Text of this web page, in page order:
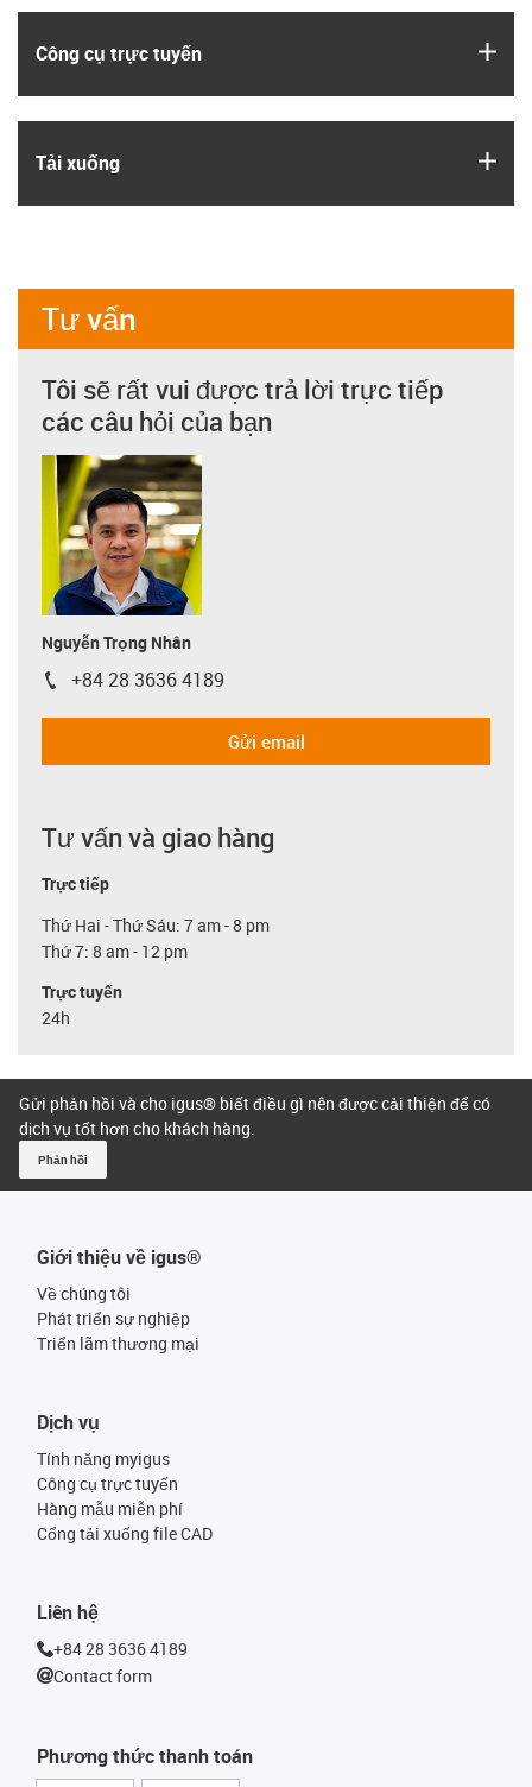
Công cụ trực tuyến
Tải xuống
Tư vấn
Tôi sẽ rất vui được trả lời trực tiếp
các câu hỏi của bạn
Nguyễn Trọng Nhân
igus-icon-phone
+84 28 3636 4189
Gửi email
Tư vấn và giao hàng
Trực tiếp
Thứ Hai - Thứ Sáu: 7 am - 8 pm
Thứ 7: 8 am - 12 pm
Trực tuyến
24h
Gửi phản hồi và cho igus® biết điều gì nên được cải thiện để có
dịch vụ tốt hơn cho khách hàng.
Phản hồi
Giới thiệu về igus®
Về chúng tôi
Phát triển sự nghiệp
Triển lãm thương mại
Phương thức thanh toán
Dịch vụ
Tính năng myigus
Công cụ trực tuyến
Hàng mẫu miễn phí
Cổng tải xuống file CAD
Liên hệ
+84 28 3636 4189
Contact form